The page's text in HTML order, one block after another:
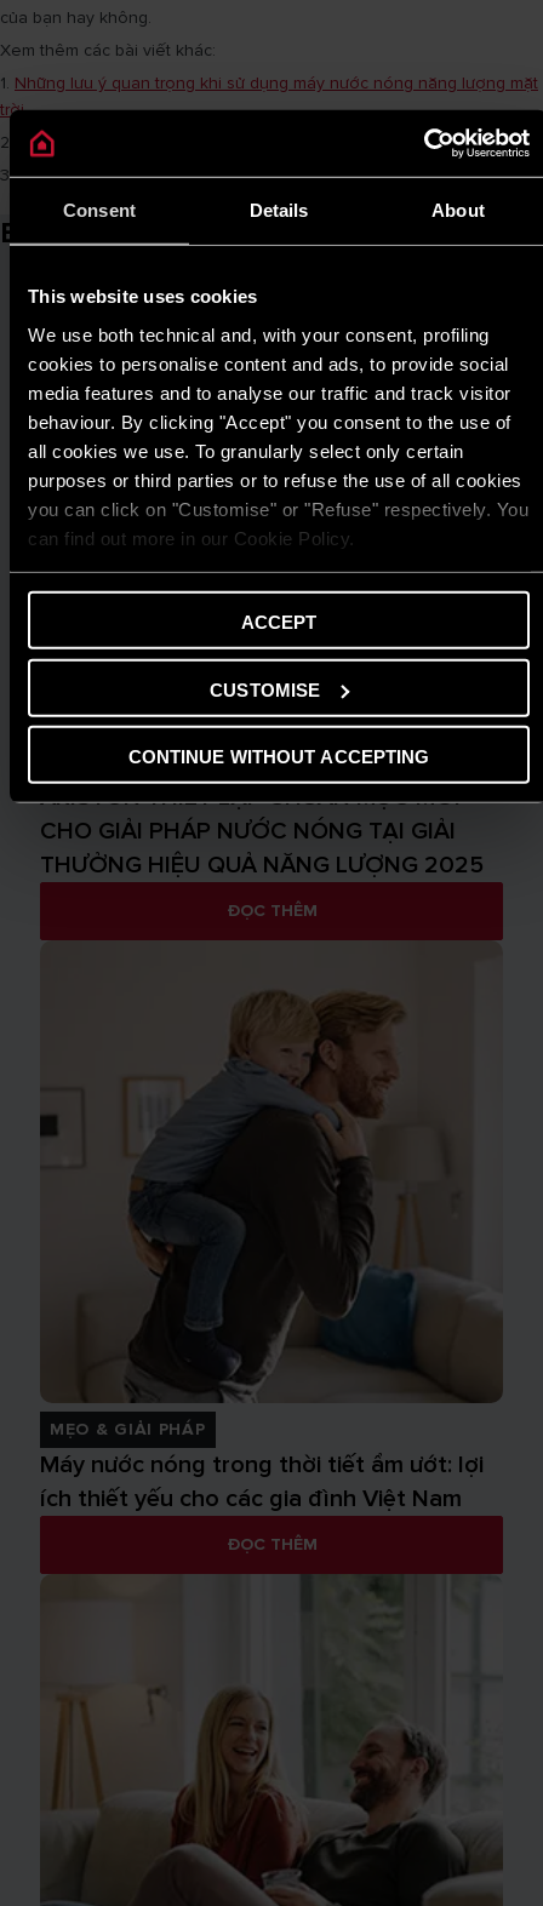
Consent Details About
This website uses cookies
We use both technical and, with your consent, profiling
cookies to personalise content and ads, to provide social
media features and to analyse our traffic and track visitor
behaviour. By clicking "Accept" you consent to the use of
all cookies we use. To granularly select only certain
purposes or third parties or to refuse the use of all cookies
you can click on "Customise" or "Refuse" respectively. You
can find out more in our Cookie Policy.
ACCEPT
CUSTOMISE
CONTINUE WITHOUT ACCEPTING
của bạn hay không.
Xem thêm các bài viết khác:
1. Những lưu ý quan trọng khi sử dụng máy nước nóng năng lượng mặt
trời
2.
Tìm hiểu về máy nước nóng năng lượng mặt trời Ariston 116L
3.Cách chọn máy nước nóng năng lượng mặt trời phù hợp
Bài viết liên quan
ARISTON THIẾT LẬP CHUẨN MỰC MỚI
CHO GIẢI PHÁP NƯỚC NÓNG TẠI GIẢI
THƯỞNG HIỆU QUẢ NĂNG LƯỢNG 2025
ĐỌC THÊM
MẸO & GIẢI PHÁP
Máy nước nóng trong thời tiết ẩm ướt: lợi
ích thiết yếu cho các gia đình Việt Nam
ĐỌC THÊM